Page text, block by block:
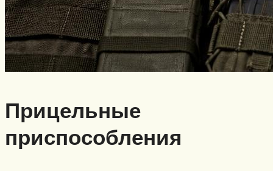
Прицельные
приспособления